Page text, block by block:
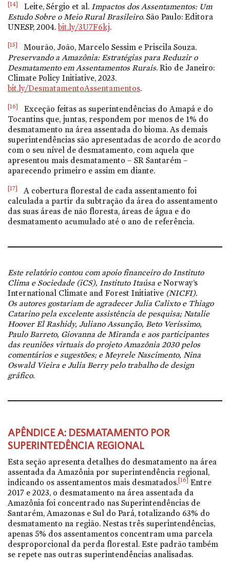
[14] Leite, Sérgio et al. Impactos dos Assentamentos: Um
Estudo Sobre o Meio Rural Brasileiro. São Paulo: Editora
UNESP, 2004. bit.ly/3U7F6kj.
[15]
Mourão, João, Marcelo Sessim e Priscila Souza.
Preservando a Amazônia: Estratégias para Reduzir o
Desmatamento em Assentamentos Rurais. Rio de Janeiro:
Climate Policy Initiative, 2023.
bit.ly/DesmatamentoAssentamentos.
[16]
Exceção feitas as superintendências do Amapá e do
Tocantins que, juntas, respondem por menos de 1% do
desmatamento na área assentada do bioma. As demais
superintendências são apresentadas de acordo de acordo
com o seu nível de desmatamento, com aquela que
apresentou mais desmatamento – SR Santarém –
aparecendo primeiro e assim em diante.
[17]
A cobertura florestal de cada assentamento foi
calculada a partir da subtração da área do assentamento
das suas áreas de não floresta, áreas de água e do
desmatamento acumulado até o ano de referência.
Este relatório contou com apoio financeiro do Instituto
Clima e Sociedade (iCS), Instituto Itaúsa eNorway’s
International Climate and Forest Initiative (NICFI).
Os autores gostariam de agradecer Julia Calixto e Thiago
Catarino pela excelente assistência de pesquisa; Natalie
Hoover El Rashidy, Juliano Assunção, Beto Veríssimo,
Paulo Barreto, Giovanna de Miranda e aos participantes
das reuniões virtuais do projeto Amazônia 2030 pelos
comentários e sugestões; e Meyrele Nascimento, Nina
Oswald Vieira e Julia Berry pelo trabalho de design
gráfico.
APÊNDICE A: DESMATAMENTO POR
SUPERINTEDÊNCIA REGIONAL
Esta seção apresenta detalhes do desmatamento na área
assentada da Amazônia por superintendência regional,
indicando os assentamentos mais desmatados.[16] Entre
2017 e 2023, o desmatamento na área assentada da
Amazônia foi concentrado nas Superintendências de
Santarém, Amazonas e Sul do Pará, totalizando 63% do
desmatamento na região. Nestas três superintendências,
apenas 5% dos assentamentos concentram uma parcela
desproporcional da perda florestal. Este padrão também
se repete nas outras superintendências analisadas.